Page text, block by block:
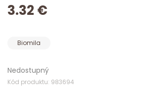
3.32 €
Biomila
Nedostupný
Kód produktu: 983694